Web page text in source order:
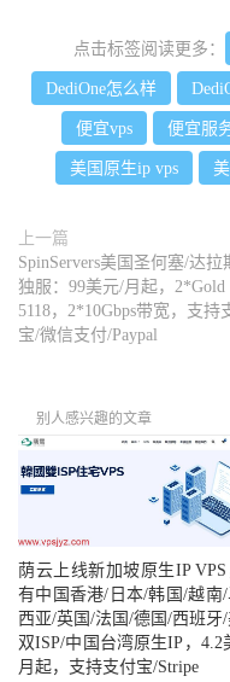
点击标签阅读更多：
DediOne怎么样
便宜vps 便宜服
美国原生ip vps
上一篇
SpinServers美国圣何塞/达拉
独服：99美元/月起，2*Gold
5118，2*10Gbps带宽，支持
宝/微信支付/Paypal
别人感兴趣的文章
荫云上线新加坡原生IP VPS
有中国香港/日本/韩国/越南
西亚/英国/法国/德国/西班牙/
双ISP/中国台湾原生IP，4.2
月起，支持支付宝/Stripe